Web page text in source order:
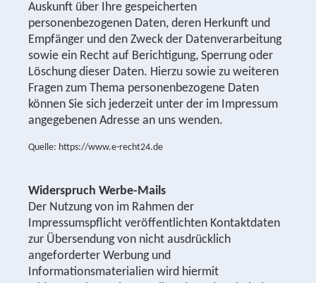
Auskunft über Ihre gespeicherten
personenbezogenen Daten, deren Herkunft und
Empfänger und den Zweck der Datenverarbeitung
sowie ein Recht auf Berichtigung, Sperrung oder
Löschung dieser Daten. Hierzu sowie zu weiteren
Fragen zum Thema personenbezogene Daten
können Sie sich jederzeit unter der im Impressum
angegebenen Adresse an uns wenden.
Quelle: https://www.e-recht24.de
Widerspruch Werbe-Mails
Der Nutzung von im Rahmen der
Impressumspflicht veröffentlichten Kontaktdaten
zur Übersendung von nicht ausdrücklich
angeforderter Werbung und
Informationsmaterialien wird hiermit